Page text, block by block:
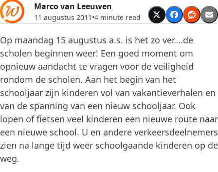
Marco van Leeuwen
11 augustus 2011 •4 minute read
Op maandag 15 augustus a.s. is het zo ver….de
scholen beginnen weer! Een goed moment om
opnieuw aandacht te vragen voor de veiligheid
rondom de scholen. Aan het begin van het
schooljaar zijn kinderen vol van vakantieverhalen en
van de spanning van een nieuw schooljaar. Ook
lopen of fietsen veel kinderen een nieuwe route naar
een nieuwe school. U en andere verkeersdeelnemers
zien na lange tijd weer schoolgaande kinderen op de
weg.